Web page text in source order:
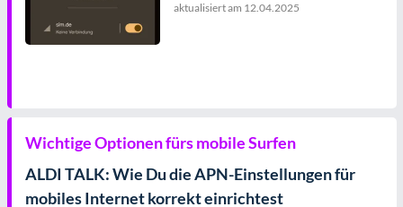
aktualisiert am 12.04.2025
Wichtige Optionen fürs mobile Surfen
ALDI TALK: Wie Du die APN-Einstellungen für
mobiles Internet korrekt einrichtest